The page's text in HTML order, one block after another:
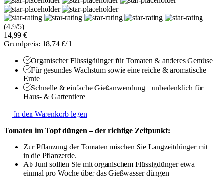
(4.9/5)
14,99 €
Grundpreis: 18,74 €/ l
Organischer Flüssigdünger für Tomaten & anderes Gemüse
Für gesundes Wachstum sowie eine reiche & aromatische
Ernte
Schnelle & einfache Gießanwendung - unbedenklich für
Haus- & Gartentiere
In den Warenkorb legen
Tomaten im Topf düngen – der richtige Zeitpunkt:
Zur Pflanzung der Tomaten mischen Sie Langzeitdünger mit
in die Pflanzerde.
Ab Juni sollten Sie mit organischem Flüssigdünger etwa
einmal pro Woche über das Gießwasser düngen.